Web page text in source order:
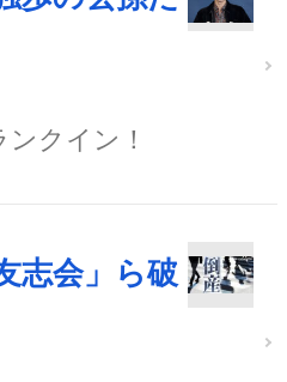
ンクイン！
志会」ら破